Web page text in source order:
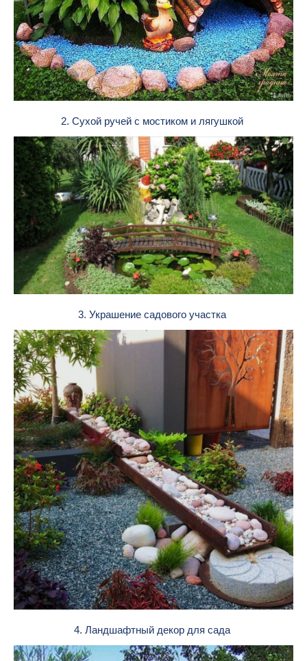
2. Сухой ручей с мостиком и лягушкой
3. Украшение садового участка
4. Ландшафтный декор для сада